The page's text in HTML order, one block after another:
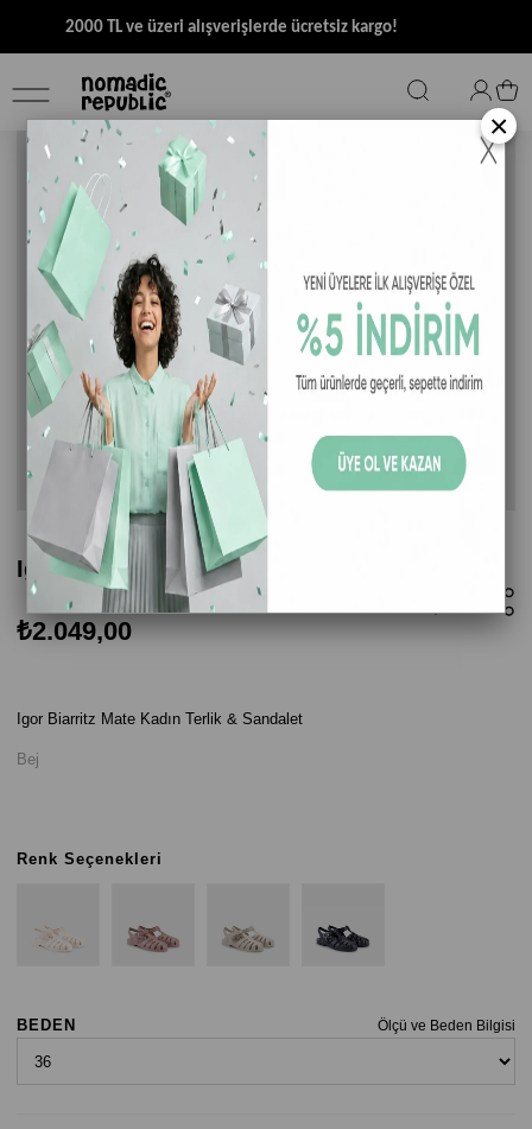
2000 TL ve üzeri alışverişlerde ücretsiz kargo!
Igor Biarritz Mate Kadın Sandalet - Bej
₺2.049,00
Igor Biarritz Mate Kadın Terlik & Sandalet
Bej
Renk Seçenekleri
Ölçü ve Beden Bilgisi
BEDEN
×